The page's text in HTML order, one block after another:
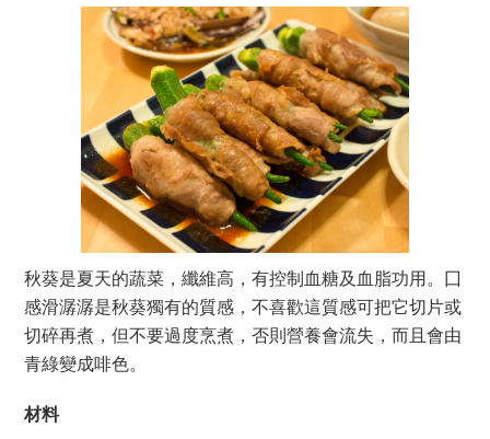
秋葵是夏天的蔬菜，纖維高，有控制血糖及血脂功用。囗
感滑潺潺是秋葵獨有的質感，不喜歡這質感可把它切片或
切碎再煮，但不要過度烹煮，否則營養會流失，而且會由
青綠變成啡色。
材料